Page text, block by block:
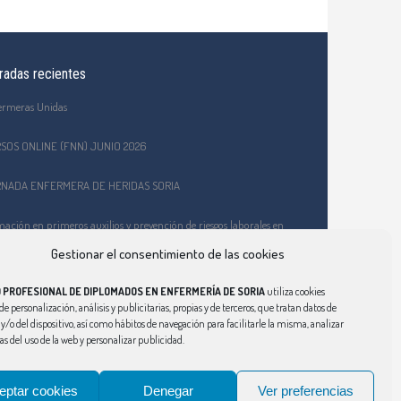
Gestionar el consentimiento de las cookies
PROFESIONAL DE DIPLOMADOS EN ENFERMERÍA DE SORIA utiliza cookies
personalización, análisis y publicitarias, propias y de terceros, que tratan datos de
o del dispositivo, así como hábitos de navegación para facilitarle la misma, analizar
del uso de la web y personalizar publicidad.
cookies Denegar Ver preferencias
recientes
Unidas
ONLINE (FNN) JUNIO 2026
ENFERMERA DE HERIDAS SORIA
en primeros auxilios y prevención de riesgos laborales en
Ciberindex junio 2026 – AT7 – Cuidados a mujeres víctimas de
de género